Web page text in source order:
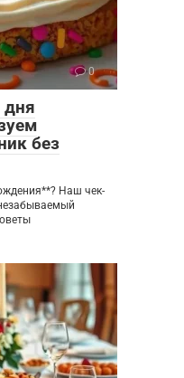
0
дня
без
Наш чек-